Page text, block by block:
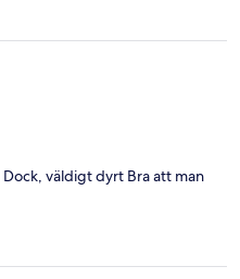
väldigt dyrt Bra att man